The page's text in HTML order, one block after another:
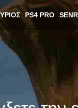
PS4 PRO